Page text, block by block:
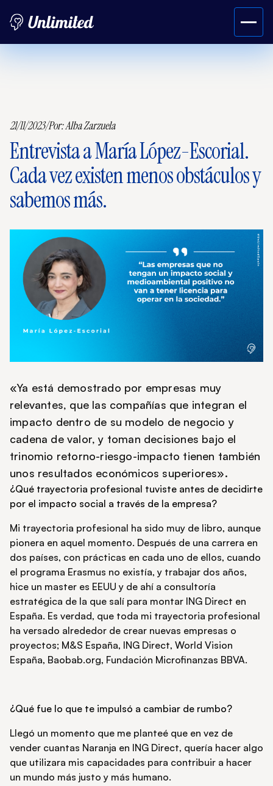
21/11/2023/Por:Alba Zarzuela
Entrevista a María López-Escorial.
Cada vez existen menos obstáculos y
sabemos más.
«Ya está demostrado por empresas muy
relevantes, que las compañías que integran el
impacto dentro de su modelo de negocio y
cadena de valor, y toman decisiones bajo el
trinomio retorno-riesgo-impacto tienen también
unos resultados económicos superiores».
¿Qué trayectoria profesional tuviste antes de decidirte
por el impacto social a través de la empresa?
Mi trayectoria profesional ha sido muy de libro, aunque
pionera en aquel momento. Después de una carrera en
dos países, con prácticas en cada uno de ellos, cuando
el programa Erasmus no existía, y trabajar dos años,
hice un master es EEUU y de ahí a consultoría
estratégica de la que salí para montar ING Direct en
España. Es verdad, que toda mi trayectoria profesional
ha versado alrededor de crear nuevas empresas o
proyectos; M&S España, ING Direct, World Vision
España, Baobab.org, Fundación Microfinanzas BBVA.
¿Qué fue lo que te impulsó a cambiar de rumbo?
Llegó un momento que me planteé que en vez de
vender cuantas Naranja en ING Direct, quería hacer algo
que utilizara mis capacidades para contribuir a hacer
un mundo más justo y más humano.